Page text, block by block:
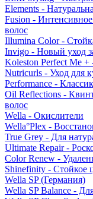
Elements -
Fusion -
волос
Illumina Color -
Invigo - Новый уход
Koleston Perfect Me +
Nutricurls - Уход для
Performance -
Oil Reflections -
волос
Wella - Окислители
Wella°Plex -
True Grey - Для
Ultimate Repair -
Color Renew -
Shinefinity - Стойкое
Wella SP (Германия)
Wella SP Balance -